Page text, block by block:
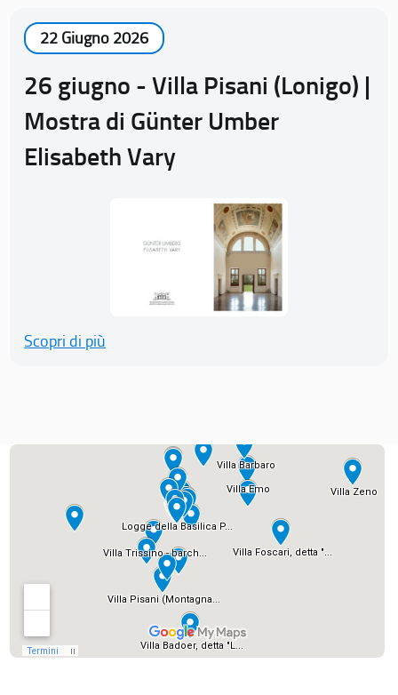
22 Giugno 2026
26 giugno - Villa Pisani (Lonigo) |
Mostra di Günter Umber
Elisabeth Vary
Scopri di più